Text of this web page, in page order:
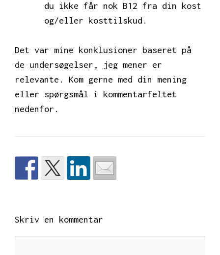
du ikke får nok B12 fra din kost
og/eller kosttilskud.
Det var mine konklusioner baseret på
de undersøgelser, jeg mener er
relevante. Kom gerne med din mening
eller spørgsmål i kommentarfeltet
nedenfor.
Skriv en kommentar